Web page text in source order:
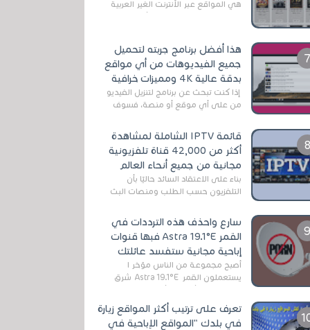
هي المواقع عبر الأنترنت الغير العربية
التي تقدم خدمة تحميل الأفلام على
هذا أفضل برنامج جربته لتحميل
جميع الفيديوهات من أي مواقع
بدقة عالية 4K ومميزات خرافية
إذا كنت تبحث عن برنامج لتنزيل الفيديو
من على أي موقع أو منصة، فسوف
الخاصة بالبرامج والتطبيقات في هذا
المج...
قائمة IPTV الشاملة لمشاهدة
أكثر من 42,000 قناة تلفزيونية
مجانية من جميع أنحاء العالم
بناءً على الاعتقاد السائد حاليًا بأن
التلفزيون حسب الطلب ومنصات البث
سارع واحذف هذه الترددات في
القمر Astra 19.1°E فبها قنوات
إباحية مجانية ستفسد عائلتك
أصبح مجموعة من الناس مؤخر ا
يستعملون القمر Astra 19.1°E شرق
قنوات مميزة جدا تنقل العديد من البرامج
اله...
تعرف على ترتيب أكثر المواقع زيارة
في بلدك "المواقع الإباحية في